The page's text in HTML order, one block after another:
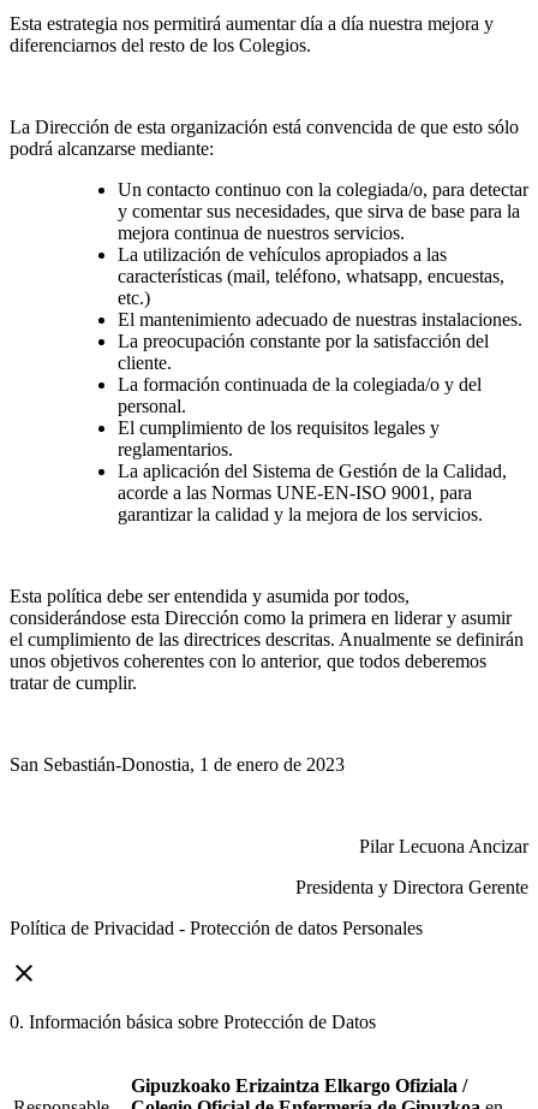
Esta estrategia nos permitirá aumentar día a día nuestra mejora y
diferenciarnos del resto de los Colegios.
La Dirección de esta organización está convencida de que esto sólo
podrá alcanzarse mediante:
Un contacto continuo con la colegiada/o, para detectar
y comentar sus necesidades, que sirva de base para la
mejora continua de nuestros servicios.
La utilización de vehículos apropiados a las
características (mail, teléfono, whatsapp, encuestas,
etc.)
El mantenimiento adecuado de nuestras instalaciones.
La preocupación constante por la satisfacción del
cliente.
La formación continuada de la colegiada/o y del
personal.
El cumplimiento de los requisitos legales y
reglamentarios.
La aplicación del Sistema de Gestión de la Calidad,
acorde a las Normas UNE-EN-ISO 9001, para
garantizar la calidad y la mejora de los servicios.
Esta política debe ser entendida y asumida por todos,
considerándose esta Dirección como la primera en liderar y asumir
el cumplimiento de las directrices descritas. Anualmente se definirán
unos objetivos coherentes con lo anterior, que todos deberemos
tratar de cumplir.
San Sebastián-Donostia, 1 de enero de 2023
Pilar Lecuona Ancizar
Presidenta y Directora Gerente
Política de Privacidad - Protección de datos Personales
close
0. Información básica sobre Protección de Datos
Gipuzkoako Erizaintza Elkargo Ofiziala /